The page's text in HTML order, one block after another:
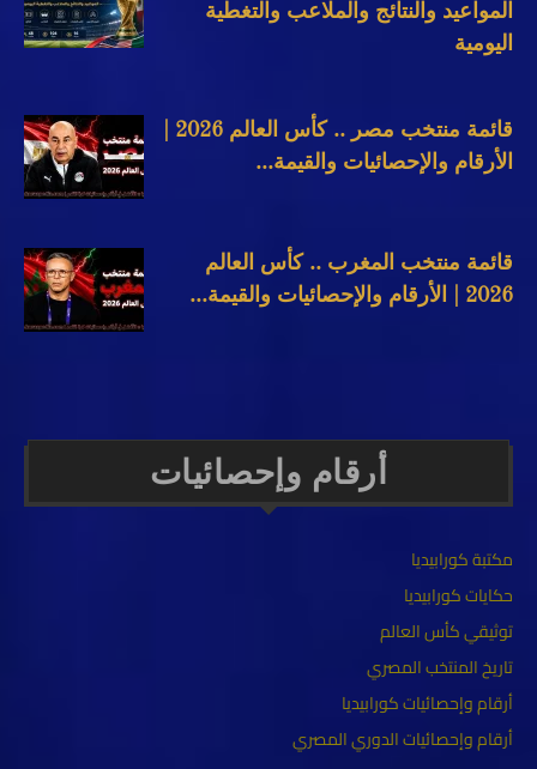
المواعيد والنتائج والملاعب والتغطية
اليومية
الأرقام والإحصائيات والقيمة...
قائمة منتخب المغرب .. كأس العالم
2026 | الأرقام والإحصائيات والقيمة...
أرقام وإحصائيات
مكتبة كورابيديا
حكايات كورابيديا
توثيقي كأس العالم
تاريخ المنتخب المصري
أرقام وإحصائيات كورابيديا
أرقام وإحصائيات الدوري المصري